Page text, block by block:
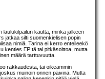
laulukilpailun kautta, minkä jälkeen
jatkaa silti suomenkielisen popin
nimiä. Tarina ei kerro enteileekö
kenties EP:tä tai pitkäsoittoa, mutta
määrä tarttuvuutta.
rakkaudesta, tai oikeammin
muinoin onnen päivinä. Mutta